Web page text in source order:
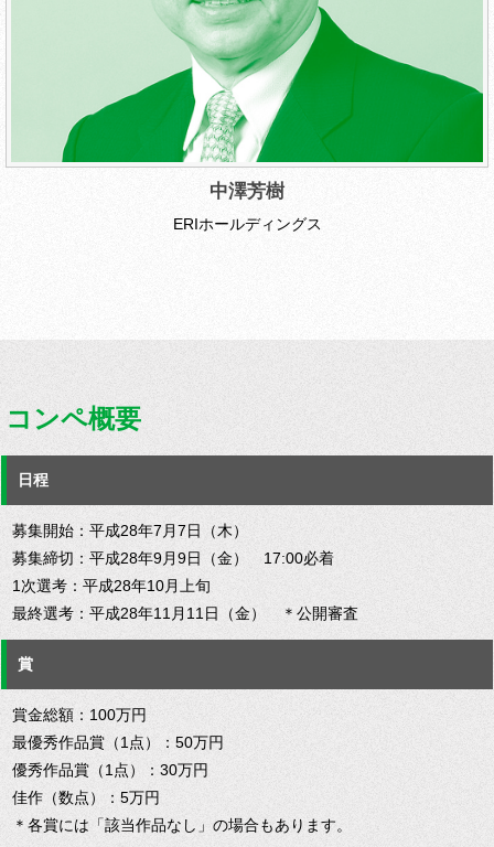
中澤芳樹
ERIホールディングス
コンペ概要
日程
募集開始：平成28年7月7日（木）
募集締切：平成28年9月9日（金） 17:00必着
1次選考：平成28年10月上旬
最終選考：平成28年11月11日（金） ＊公開審査
賞
賞金総額：100万円
最優秀作品賞（1点）：50万円
優秀作品賞（1点）：30万円
佳作（数点）：5万円
＊各賞には「該当作品なし」の場合もあります。